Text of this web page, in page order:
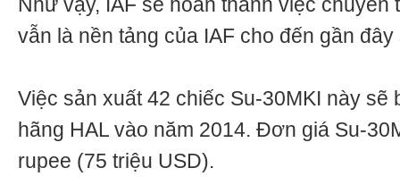
vẫn là nền tảng của IAF cho đến gần
Việc sản xuất 42 chiếc Su-30MKI này sẽ
hãng HAL vào năm 2014. Đơn giá Su-
rupee (75 triệu USD).